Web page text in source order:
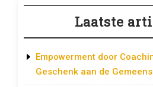
Laatste
Empowerment door
Geschenk aan de